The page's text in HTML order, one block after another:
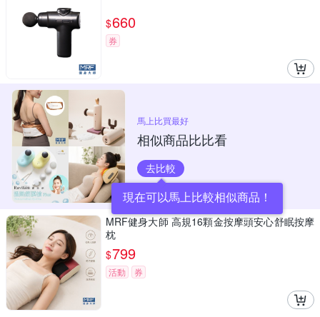
$660
券
馬上比買最好
相似商品比比看
去比較
現在可以馬上比較相似商品！
MRF健身大師 高規16顆金按摩頭安心舒眠按摩
枕
$799
活動 券